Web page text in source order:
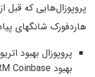
پروپوزال‌هایی که قبل
هاردفورک شانگهای
بهبود WARM Coinbase